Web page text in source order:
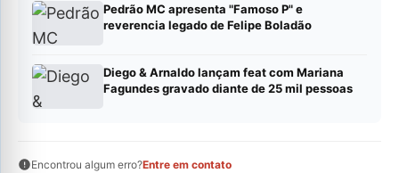
Pedrão MC apresenta "Famoso P" e
reverencia legado de Felipe Boladão
Diego & Arnaldo lançam feat com Mariana
Fagundes gravado diante de 25 mil pessoas
Encontrou algum erro?Entre em contato